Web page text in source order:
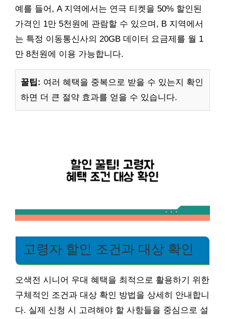
예를 들어, A 지역에서는 연극 티켓을 50% 할인된
가격인 1만 5천원에 관람할 수 있으며, B 지역에서
는 특정 이동통신사의 20GB 데이터 요금제를 월 1
만 8천원에 이용 가능합니다.
꿀팁: 여러 혜택을 중복으로 받을 수 있는지 확인
하면 더 큰 절약 효과를 얻을 수 있습니다.
고령자 할인 조건과 대상 확인
오색전 시니어 우대 혜택을 최적으로 활용하기 위한
구체적인 조건과 대상 확인 방법을 상세히 안내합니
다. 실제 신청 시 고려해야 할 사항들을 중심으로 설